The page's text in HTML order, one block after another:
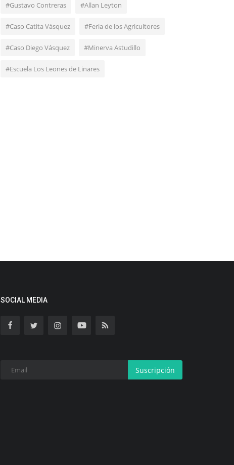
#Gustavo Contreras #Allan Leyton
#Caso Catita Vásquez #Feria de los Agricultores
#Caso Diego Vásquez #Minerva Astudillo
#Escuela Los Leones de Linares
SOCIAL MEDIA
Suscripción